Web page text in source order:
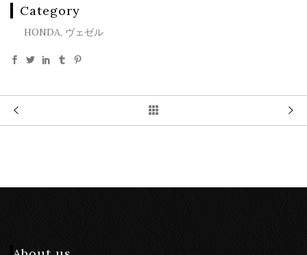
Category
HONDA, ヴェゼル